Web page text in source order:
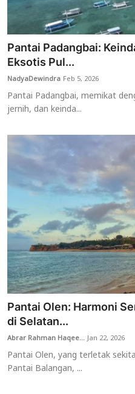
Pantai Padangbai:
Eksotis Pul...
NadyaDewindra Feb 5, 2026
Pantai Padangbai, memikat
jernih, dan keinda...
Pantai Olen: Harmoni
di Selatan...
Abrar Rahman Haqee...Jan 22, 2026
Pantai Olen, yang terletak
Pantai Balangan, ...